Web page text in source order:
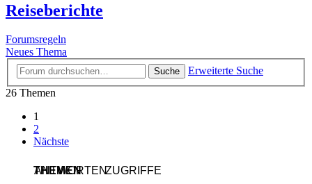
Reiseberichte
Forumsregeln
Neues Thema
Suche
Erweiterte Suche
26 Themen
1
2
Nächste
THEMEN
ANTWORTENZUGRIFFE